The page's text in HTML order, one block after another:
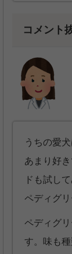
コメント
うちの愛
あまり好
ドも試し
ペディグリ
ペディグ
す。味も